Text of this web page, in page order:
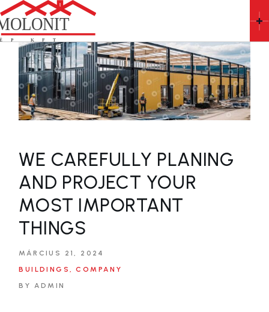
Skip
to
the
content
WE CAREFULLY PLANING
AND PROJECT YOUR
MOST IMPORTANT
THINGS
MÁRCIUS 21, 2024
BUILDINGS
COMPANY
BY ADMIN